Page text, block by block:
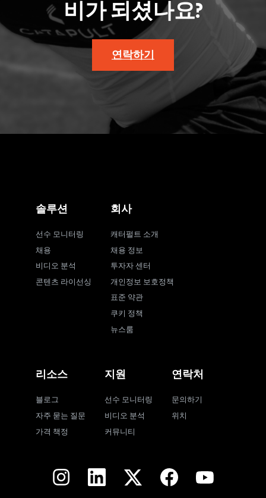
비가 되셨나요?
연락하기
솔루션
선수 모니터링
채용
비디오 분석
콘텐츠 라이선싱
회사
캐터펄트 소개
채용 정보
투자자 센터
개인정보 보호정책
표준 약관
쿠키 정책
뉴스룸
리소스
블로그
자주 묻는 질문
가격 책정
지원
선수 모니터링
비디오 분석
커뮤니티
연락처
문의하기
위치